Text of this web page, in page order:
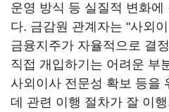
운영 방식 등 실질적 변화에
다. 금감원 관계자는 "사외
금융지주가 자율적으로 결
직접 개입하기는 어려운 부
사외이사 전문성 확보 등을
데 관련 이행 절차가 잘 이